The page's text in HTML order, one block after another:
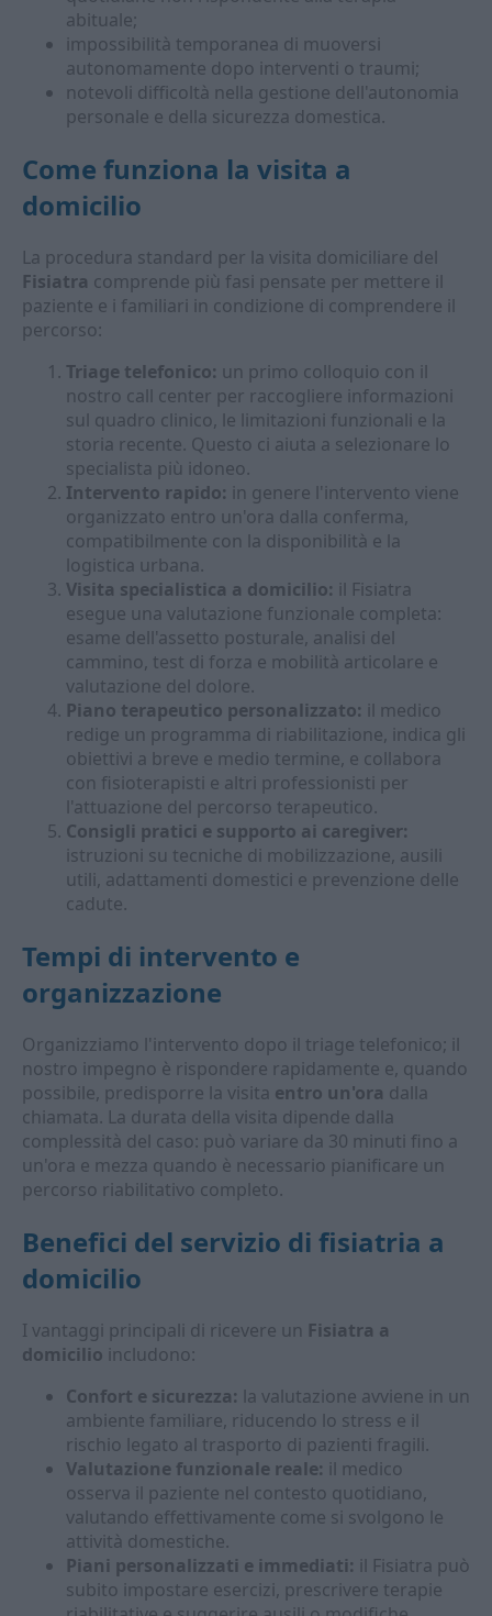
abituale;
impossibilità temporanea di muoversi
autonomamente dopo interventi o traumi;
notevoli difficoltà nella gestione dell'autonomia
personale e della sicurezza domestica.
Come funziona la visita a
domicilio
La procedura standard per la visita domiciliare del
Fisiatra comprende più fasi pensate per mettere il
paziente e i familiari in condizione di comprendere il
percorso:
Triage telefonico: un primo colloquio con il
nostro call center per raccogliere informazioni
sul quadro clinico, le limitazioni funzionali e la
storia recente. Questo ci aiuta a selezionare lo
specialista più idoneo.
Intervento rapido: in genere l'intervento viene
organizzato entro un'ora dalla conferma,
compatibilmente con la disponibilità e la
logistica urbana.
Visita specialistica a domicilio: il Fisiatra
esegue una valutazione funzionale completa:
esame dell'assetto posturale, analisi del
cammino, test di forza e mobilità articolare e
valutazione del dolore.
Piano terapeutico personalizzato: il medico
redige un programma di riabilitazione, indica gli
obiettivi a breve e medio termine, e collabora
con fisioterapisti e altri professionisti per
l'attuazione del percorso terapeutico.
Consigli pratici e supporto ai caregiver:
istruzioni su tecniche di mobilizzazione, ausili
utili, adattamenti domestici e prevenzione delle
cadute.
Tempi di intervento e
organizzazione
Organizziamo l'intervento dopo il triage telefonico; il
nostro impegno è rispondere rapidamente e, quando
possibile, predisporre la visita entro un'ora dalla
chiamata. La durata della visita dipende dalla
complessità del caso: può variare da 30 minuti fino a
un'ora e mezza quando è necessario pianificare un
percorso riabilitativo completo.
Benefici del servizio di fisiatria a
domicilio
I vantaggi principali di ricevere un Fisiatra a
domicilio includono:
Confort e sicurezza: la valutazione avviene in un
ambiente familiare, riducendo lo stress e il
rischio legato al trasporto di pazienti fragili.
Valutazione funzionale reale: il medico
osserva il paziente nel contesto quotidiano,
valutando effettivamente come si svolgono le
attività domestiche.
Piani personalizzati e immediati: il Fisiatra può
subito impostare esercizi, prescrivere terapie